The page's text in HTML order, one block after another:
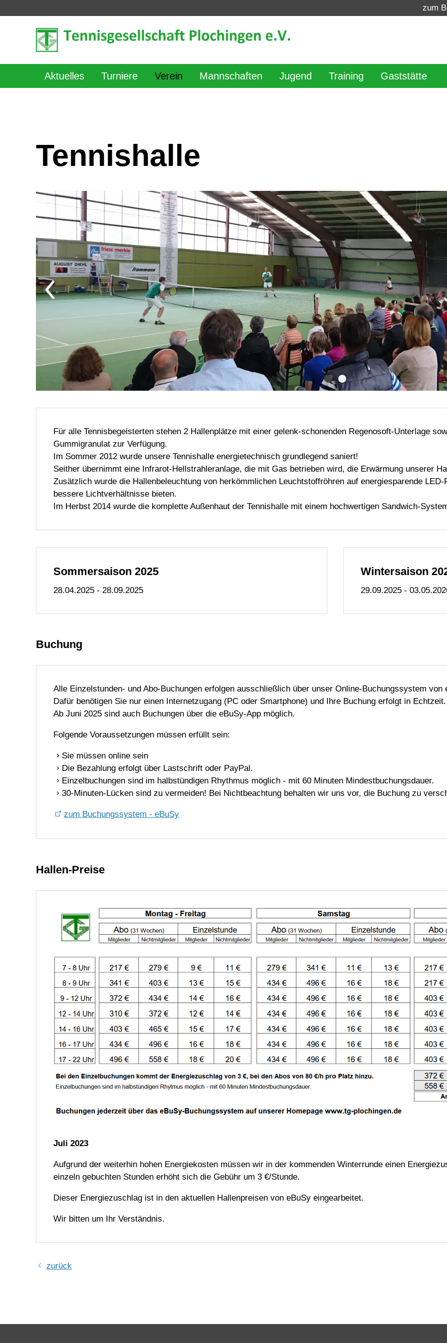
zum
Aktuelles Turniere Verein Mannschaften Jugend Training Gaststätte
Tennishalle
Für alle Tennisbegeisterten stehen 2 Hallenplätze mit einer gelenk-schonenden Regenosoft-Unterlage
Gummigranulat zur Verfügung.
Im Sommer 2012 wurde unsere Tennishalle energietechnisch grundlegend saniert!
Seither übernimmt eine Infrarot-Hellstrahleranlage, die mit Gas betrieben wird, die Erwärmung unserer
Zusätzlich wurde die Hallenbeleuchtung von herkömmlichen Leuchtstoffröhren auf energiesparende
bessere Lichtverhältnisse bieten.
Im Herbst 2014 wurde die komplette Außenhaut der Tennishalle mit einem hochwertigen Sandwich-
Sommersaison 2025
28.04.2025 - 28.09.2025
Wintersaison
29.09.2025 -
Buchung
Alle Einzelstunden- und Abo-Buchungen erfolgen ausschließlich über unser Online-Buchungssystem von
Dafür benötigen Sie nur einen Internetzugang (PC oder Smartphone) und Ihre Buchung erfolgt in Echtzeit.
Ab Juni 2025 sind auch Buchungen über die eBuSy-App möglich.
Folgende Voraussetzungen müssen erfüllt sein:
Sie müssen online sein
Die Bezahlung erfolgt über Lastschrift oder PayPal.
Einzelbuchungen sind im halbstündigen Rhythmus möglich - mit 60 Minuten Mindestbuchungsdauer.
30-Minuten-Lücken sind zu vermeiden! Bei Nichtbeachtung behalten wir uns vor, die Buchung zu
zum Buchungssystem - eBuSy
Hallen-Preise
Juli 2023
Aufgrund der weiterhin hohen Energiekosten müssen wir in der kommenden Winterrunde einen
einzeln gebuchten Stunden erhöht sich die Gebühr um 3 €/Stunde.
Dieser Energiezuschlag ist in den aktuellen Hallenpreisen von eBuSy eingearbeitet.
Wir bitten um Ihr Verständnis.
zurück